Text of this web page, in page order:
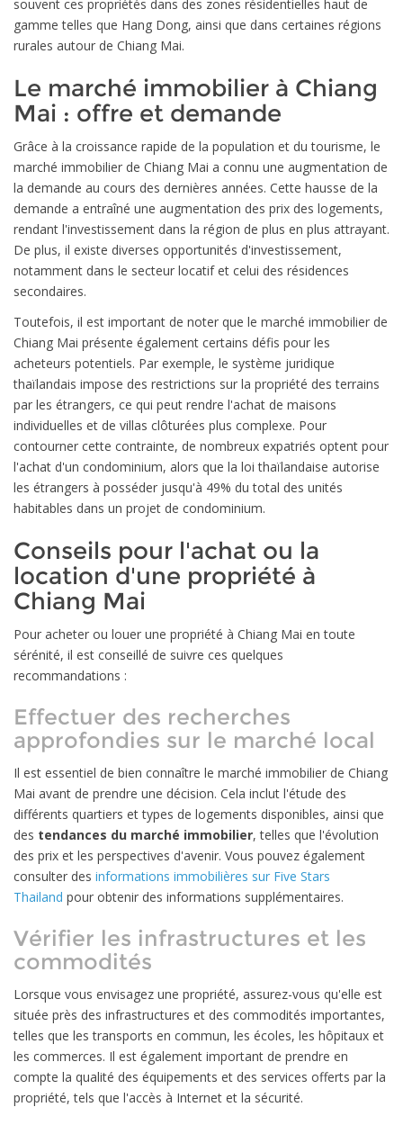
souvent ces propriétés dans des zones résidentielles haut de
gamme telles que Hang Dong, ainsi que dans certaines régions
rurales autour de Chiang Mai.
Le marché immobilier à Chiang
Mai : offre et demande
Grâce à la croissance rapide de la population et du tourisme, le
marché immobilier de Chiang Mai a connu une augmentation de
la demande au cours des dernières années. Cette hausse de la
demande a entraîné une augmentation des prix des logements,
rendant l'investissement dans la région de plus en plus attrayant.
De plus, il existe diverses opportunités d'investissement,
notamment dans le secteur locatif et celui des résidences
secondaires.
Toutefois, il est important de noter que le marché immobilier de
Chiang Mai présente également certains défis pour les
acheteurs potentiels. Par exemple, le système juridique
thaïlandais impose des restrictions sur la propriété des terrains
par les étrangers, ce qui peut rendre l'achat de maisons
individuelles et de villas clôturées plus complexe. Pour
contourner cette contrainte, de nombreux expatriés optent pour
l'achat d'un condominium, alors que la loi thaïlandaise autorise
les étrangers à posséder jusqu'à 49% du total des unités
habitables dans un projet de condominium.
Conseils pour l'achat ou la
location d'une propriété à
Chiang Mai
Pour acheter ou louer une propriété à Chiang Mai en toute
sérénité, il est conseillé de suivre ces quelques
recommandations :
Effectuer des recherches
approfondies sur le marché local
Il est essentiel de bien connaître le marché immobilier de Chiang
Mai avant de prendre une décision. Cela inclut l'étude des
différents quartiers et types de logements disponibles, ainsi que
des tendances du marché immobilier, telles que l'évolution
des prix et les perspectives d'avenir. Vous pouvez également
consulter des informations immobilières sur Five Stars
Thailand pour obtenir des informations supplémentaires.
Vérifier les infrastructures et les
commodités
Lorsque vous envisagez une propriété, assurez-vous qu'elle est
située près des infrastructures et des commodités importantes,
telles que les transports en commun, les écoles, les hôpitaux et
les commerces. Il est également important de prendre en
compte la qualité des équipements et des services offerts par la
propriété, tels que l'accès à Internet et la sécurité.